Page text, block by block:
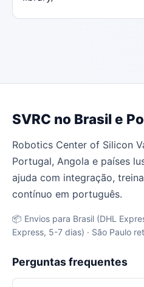
SVRC no Brasil e
Robotics Center of Silicon
Portugal, Angola e países
ajuda com integração,
contínuo em português.
📦 Envios para Brasil (DHL
Express, 5-7 dias) · São Paulo
Perguntas frequentes